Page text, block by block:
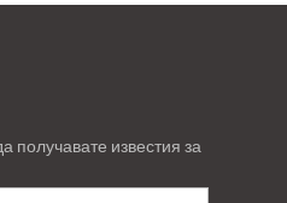
получавате известия за